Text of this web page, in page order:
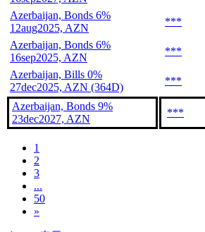
Azerbaijan, Bonds 6%
12aug2025, AZN
***
Azerbaijan, Bonds 6%
16sep2025, AZN
***
Azerbaijan, Bills 0%
27dec2025, AZN (364D)
***
Azerbaijan, Bonds 9%
23dec2027, AZN
***
1
2
3
...
50
»